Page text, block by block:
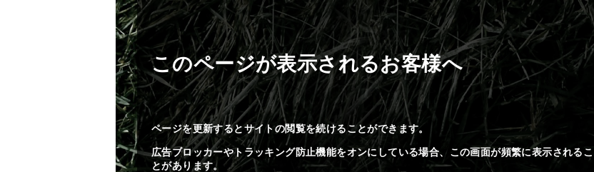
このページが表示されるお客様へ
ページを更新するとサイトの閲覧を続けることができます。
広告ブロッカーやトラッキング防止機能をオンにしている場合、この画面が頻繁に表示されるこ
とがあります。